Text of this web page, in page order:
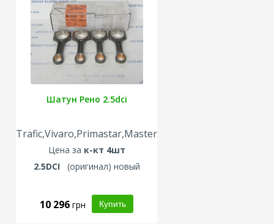
Шатун Рено 2.5dci
Trafic,Vivaro,Primastar,Master
Цена за к-кт 4шт
2.5DCI
(оригинал) новый
10 296 грн